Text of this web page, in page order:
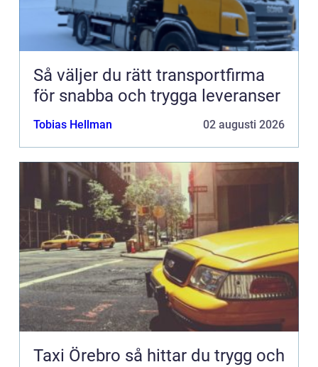
Så väljer du rätt transportfirma
för snabba och trygga leveranser
Tobias Hellman 02 augusti 2026
Taxi Örebro så hittar du trygg och